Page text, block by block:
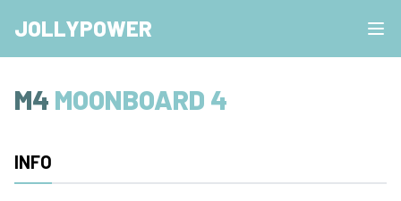
JOLLYPOWER
M4 MOONBOARD 4
INFO